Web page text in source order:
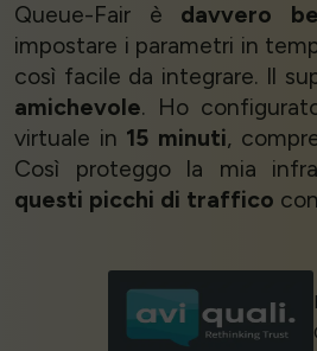
Queue-Fair è davvero
impostare i parametri in
così facile da integrare. Il
amichevole. Ho
virtuale in 15 minuti,
Così proteggo la mia
questi picchi di traffico